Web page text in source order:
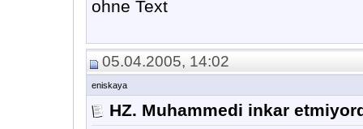
ohne Text
05.04.2005, 14:02
eniskaya
HZ. Muhammedi inkar